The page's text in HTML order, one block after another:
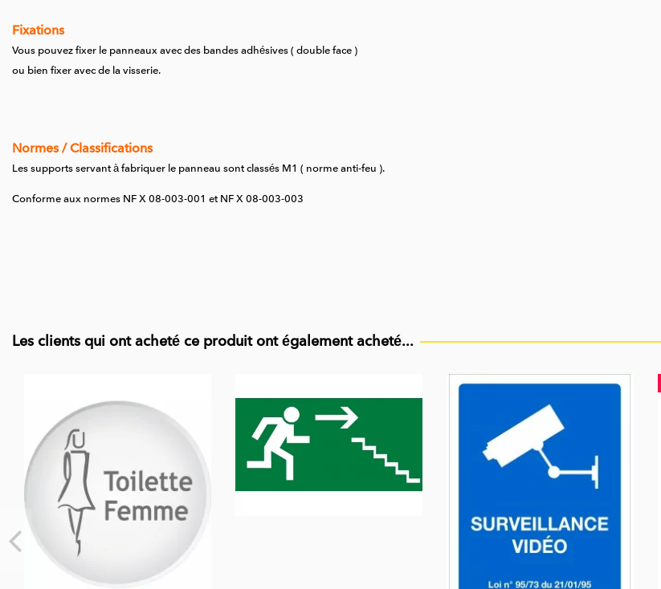
Fixations
Vous pouvez fixer le panneaux avec des bandes adhésives ( double face )
ou bien fixer avec de la visserie.
Normes / Classifications
Les supports servant à fabriquer le panneau sont classés M1 ( norme anti-feu ).
Conforme aux normes NF X 08-003-001 et NF X 08-003-003
Les clients qui ont acheté ce produit ont également acheté...